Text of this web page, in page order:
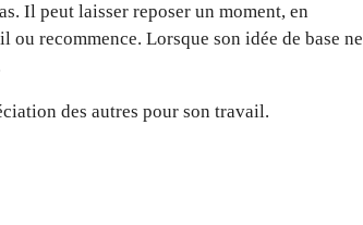
Il peut laisser reposer un moment, en
recommence. Lorsque son idée de base ne
des autres pour son travail.